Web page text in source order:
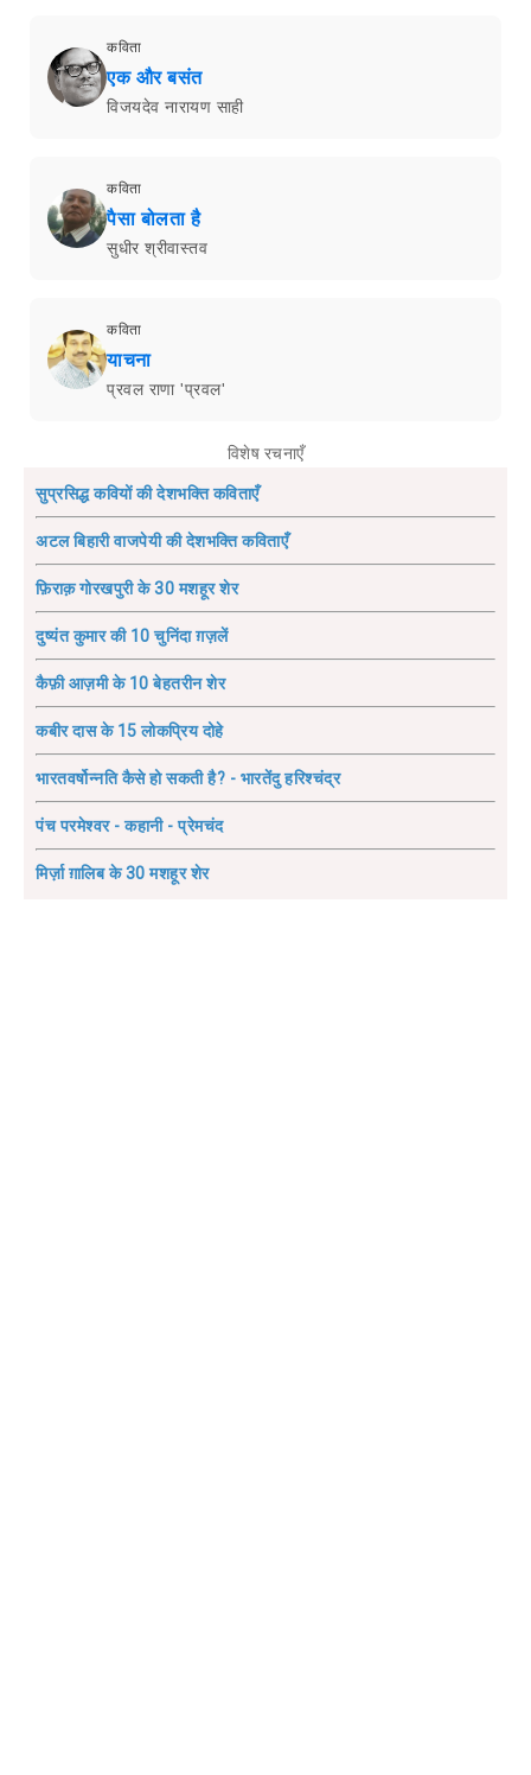
कविता
एक और बसंत
विजयदेव नारायण साही
कविता
पैसा बोलता है
सुधीर श्रीवास्तव
कविता
याचना
प्रवल राणा 'प्रवल'
विशेष रचनाएँ
सुप्रसिद्ध कवियों की देशभक्ति कविताएँ
अटल बिहारी वाजपेयी की देशभक्ति कविताएँ
फ़िराक़ गोरखपुरी के 30 मशहूर शेर
दुष्यंत कुमार की 10 चुनिंदा ग़ज़लें
कैफ़ी आज़मी के 10 बेहतरीन शेर
कबीर दास के 15 लोकप्रिय दोहे
भारतवर्षोन्नति कैसे हो सकती है? - भारतेंदु हरिश्चंद्र
पंच परमेश्वर - कहानी - प्रेमचंद
मिर्ज़ा ग़ालिब के 30 मशहूर शेर